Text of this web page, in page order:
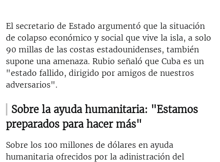
Auto 144p 240p 360p
480p 720p 1080p
360p
480p
720p
1080p
El secretario de Estado argumentó que la situación
de colapso económico y social que vive la isla, a solo
90 millas de las costas estadounidenses, también
supone una amenaza. Rubio señaló que Cuba es un
"estado fallido, dirigido por amigos de nuestros
adversarios".
Sobre la ayuda humanitaria: "Estamos
preparados para hacer más"
Sobre los 100 millones de dólares en ayuda
humanitaria ofrecidos por la adinistración del